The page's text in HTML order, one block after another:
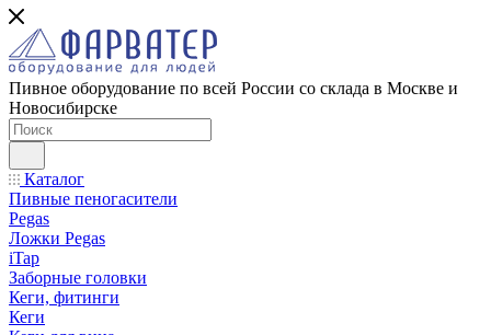
Пивное оборудование по всей России со склада в Москве и
Новосибирске
Каталог
Пивные пеногасители
Pegas
Ложки Pegas
iTap
Заборные головки
Кеги, фитинги
Кеги